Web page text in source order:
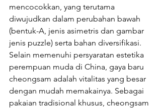
mencocokkan, yang terutama
diwujudkan dalam perubahan bawah
(bentuk-A, jenis asimetris dan gambar
jenis puzzle) serta bahan diversifikasi.
Selain memenuhi persyaratan estetika
perempuan muda di China, gaya baru
cheongsam adalah vitalitas yang besar
dengan mudah memakainya. Sebagai
pakaian tradisional khusus, cheongsam